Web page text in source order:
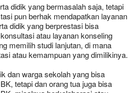
didik yang bermasalah saja, tetapi
pun berhak mendapatkan layanan
didik yang berprestasi bisa
atau layanan konseling
memilih studi lanjutan, di mana
atau kemampuan yang dimilikinya.
dan warga sekolah yang bisa
tetapi dan orang tua juga bisa